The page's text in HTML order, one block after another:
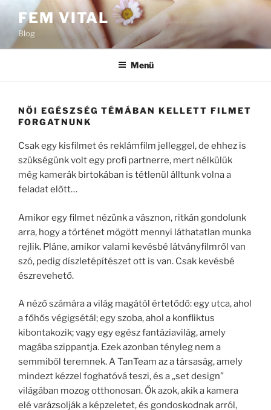
Tartalomhoz
FEM VITAL
Blog
Menü
NŐI EGÉSZSÉG TÉMÁBAN KELLETT FILMET
FORGATNUNK
Csak egy kisfilmet és reklámfilm jelleggel, de ehhez is
szükségünk volt egy profi partnerre, mert nélkülük
még kamerák birtokában is tétlenül álltunk volna a
feladat előtt…
Amikor egy filmet nézünk a vásznon, ritkán gondolunk
arra, hogy a történet mögött mennyi láthatatlan munka
rejlik. Pláne, amikor valami kevésbé látványfilmről van
szó, pedig díszletépítészet ott is van. Csak kevésbé
észrevehető.
A néző számára a világ magától értetődő: egy utca, ahol
a főhős végigsétál; egy szoba, ahol a konfliktus
kibontakozik; vagy egy egész fantáziavilág, amely
magába szippantja. Ezek azonban tényleg nem a
semmiből teremnek. A TanTeam az a társaság, amely
mindezt kézzel foghatóvá teszi, és a „set design”
világában mozog otthonosan. Ők azok, akik a kamera
elé varázsolják a képzeletet, és gondoskodnak arról,